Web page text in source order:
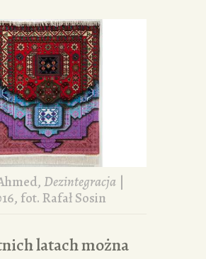
Dezintegracja |
fot. Rafał Sosin
latach można